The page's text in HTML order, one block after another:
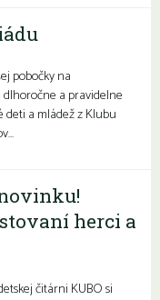
pobočky na
dlhoročne a pravidelne
deti a mládež z Klubu
herci a
čitárni KUBO si